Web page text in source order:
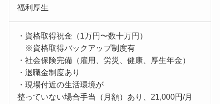
福利厚生
・資格取得祝金（1万円〜数十万円）
※資格取得バックアップ制度有
・社会保険完備（雇用、労災、健康、厚生年金）
・退職金制度あり
・現場付近の生活環境が
整っていない場合手当（月額）あり、21,000円/月